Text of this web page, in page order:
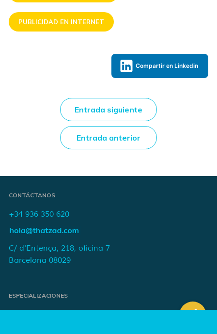
PUBLICIDAD EN INTERNET
Compartir en Linkedin
Entrada anterior
Entrada siguiente
CONTÁCTANOS
+34 936 350 620
C/ d'Entença, 218, oficina 7
Barcelona 08029
ESPECIALIZACIONES